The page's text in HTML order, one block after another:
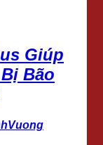
Giúp
Bão